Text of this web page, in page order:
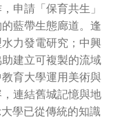
申請「保育共生」
藍帶生態廊道。逢
力發電研究；中興
建立可複製的流域
育大學運用美術與
連結舊城記憶與地
學已從傳統的知識